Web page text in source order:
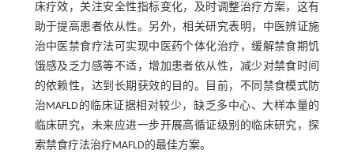
床疗效，关注安全性指标变化，及时调整治疗方案，这有
助于提高患者依从性。另外，相关研究表明，中医辨证施
治中医禁食疗法可实现中医药个体化治疗，缓解禁食期饥
饿感及乏力感等不适，增加患者依从性，减少对禁食时间
的依赖性，达到长期获效的目的。目前，不同禁食模式防
治MAFLD的临床证据相对较少，缺乏多中心、大样本量的
临床研究，未来应进一步开展高循证级别的临床研究，探
索禁食疗法治疗MAFLD的最佳方案。